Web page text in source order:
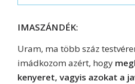
IMASZÁNDÉK:
Uram, ma több száz
imádkozom azért, hogy
kenyeret, vagyis azokat a